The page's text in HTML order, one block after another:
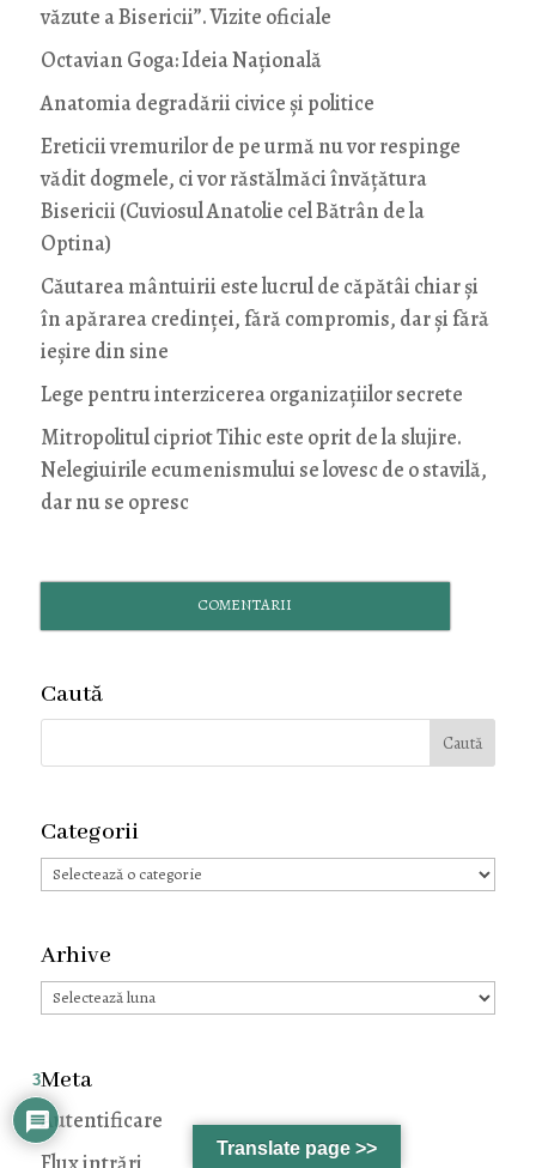
văzute a Bisericii”. Vizite oficiale
Octavian Goga: Ideia Naţională
Anatomia degradării civice și politice
Ereticii vremurilor de pe urmă nu vor respinge
vădit dogmele, ci vor răstălmăci învățătura
Bisericii (Cuviosul Anatolie cel Bătrân de la
Optina)
Căutarea mântuirii este lucrul de căpătâi chiar și
în apărarea credinței, fără compromis, dar și fără
ieșire din sine
Lege pentru interzicerea organizaţiilor secrete
Mitropolitul cipriot Tihic este oprit de la slujire.
Nelegiuirile ecumenismului se lovesc de o stavilă,
dar nu se opresc
COMENTARII
Caută
Categorii
Categorii
Arhive
Arhive
Meta
Autentificare
Translate page >>
3